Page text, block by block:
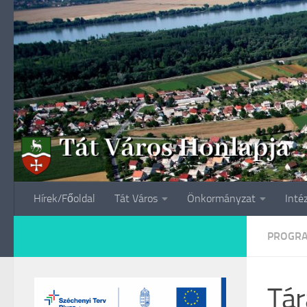
Skip to content
Hírek/Főoldal Tát Város Önkormányzat